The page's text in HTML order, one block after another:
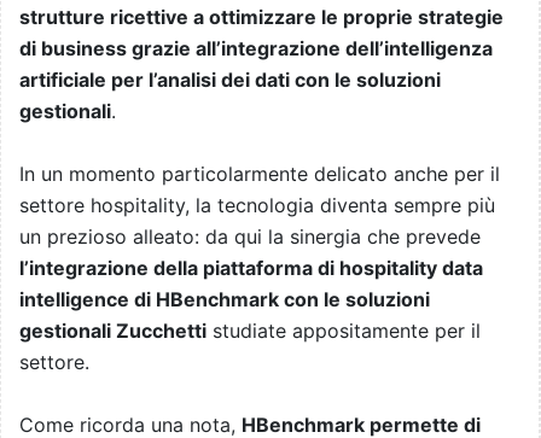
strutture ricettive a ottimizzare le proprie strategie
di business grazie all’integrazione dell’intelligenza
artificiale per l’analisi dei dati con le soluzioni
gestionali.
In un momento particolarmente delicato anche per il
settore hospitality, la tecnologia diventa sempre più
un prezioso alleato: da qui la sinergia che prevede
l’integrazione della piattaforma di hospitality data
intelligence di HBenchmark con le soluzioni
gestionali Zucchetti studiate appositamente per il
settore.
Come ricorda una nota, HBenchmark permette di